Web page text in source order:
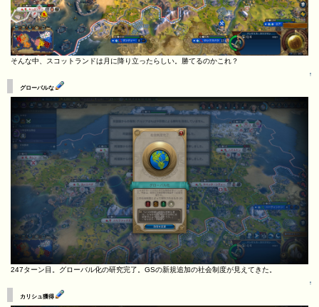
そんな中、スコットランドは月に降り立ったらしい。勝てるのかこれ？
↑
グローバルな
247ターン目。グローバル化の研究完了。GSの新規追加の社会制度が見えてきた。
↑
カリシュ獲得